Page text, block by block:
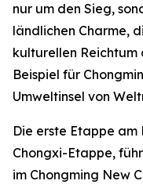
nur um den Sieg,
ländlichen Charme,
kulturellen Reichtum
Beispiel für
Umweltinsel von
Die erste Etappe am
Chongxi-Etappe,
im Chongming New